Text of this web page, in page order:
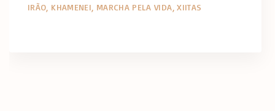
IRÃO KHAMENEI MARCHA PELA VIDA XIITAS